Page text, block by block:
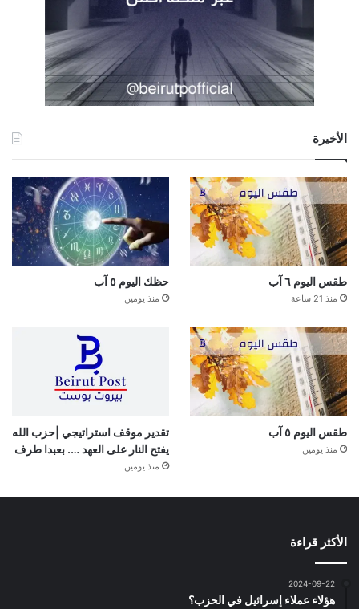
الأخيرة
طقس اليوم ٦ آب
منذ 21 ساعة
حظك اليوم ٥ آب
منذ يومين
طقس اليوم ٥ آب
منذ يومين
تقدير موقف استراتيجي |حزب الله
يفتح النار على العهد …. بعبدا طرف
منذ يومين
الأكثر قراءة
2024-09-22
هؤلاء عملاء إسرائيل في الحزب؟